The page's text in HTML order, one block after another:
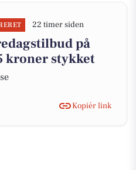
22 timer siden
på
kroner stykket
Kopiér link